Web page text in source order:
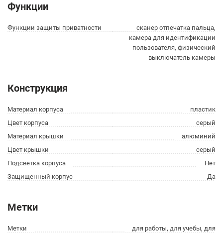
Функции
Функции защиты приватности
сканер отпечатка пальца,
камера для идентификации
пользователя, физический
выключатель камеры
Конструкция
Материал корпуса
пластик
Цвет корпуса
серый
Материал крышки
алюминий
Цвет крышки
серый
Подсветка корпуса
Нет
Защищенный корпус
Да
Метки
Метки
для работы, для учебы, для